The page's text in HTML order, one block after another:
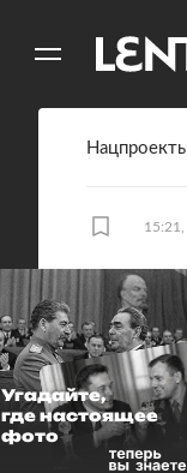
15:21,
Угадайте,
где настоящее
фото